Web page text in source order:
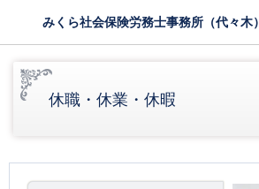
みくら社会保険労務士事務所（代々木）
休職・休業・休暇